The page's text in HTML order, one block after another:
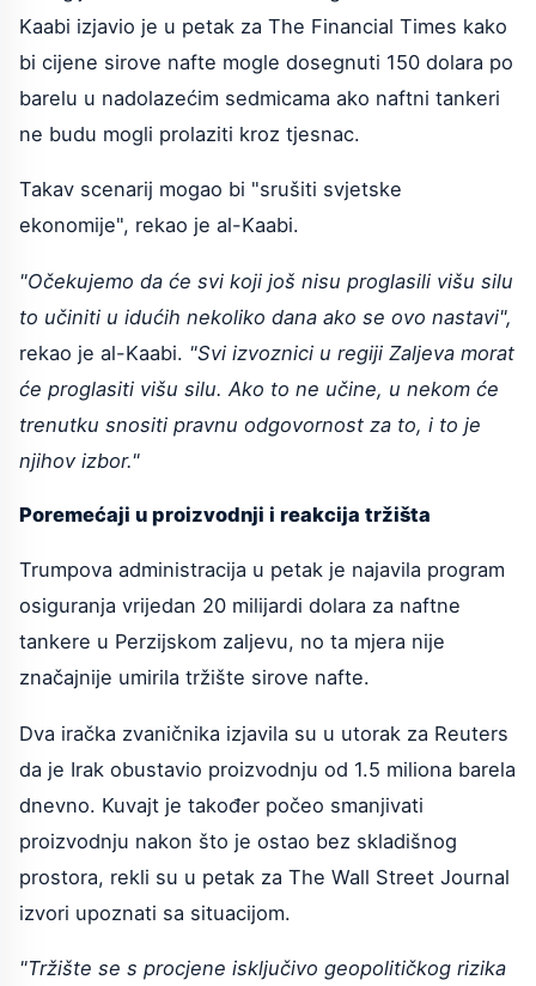
Kaabi izjavio je u petak za The Financial Times kako
bi cijene sirove nafte mogle dosegnuti 150 dolara po
barelu u nadolazećim sedmicama ako naftni tankeri
ne budu mogli prolaziti kroz tjesnac.
Takav scenarij mogao bi "srušiti svjetske
ekonomije", rekao je al-Kaabi.
"Očekujemo da će svi koji još nisu proglasili višu silu
to učiniti u idućih nekoliko dana ako se ovo nastavi",
rekao je al-Kaabi. "Svi izvoznici u regiji Zaljeva morat
će proglasiti višu silu. Ako to ne učine, u nekom će
trenutku snositi pravnu odgovornost za to, i to je
njihov izbor."
Poremećaji u proizvodnji i reakcija tržišta
Trumpova administracija u petak je najavila program
osiguranja vrijedan 20 milijardi dolara za naftne
tankere u Perzijskom zaljevu, no ta mjera nije
značajnije umirila tržište sirove nafte.
Dva iračka zvaničnika izjavila su u utorak za Reuters
da je Irak obustavio proizvodnju od 1.5 miliona barela
dnevno. Kuvajt je također počeo smanjivati
proizvodnju nakon što je ostao bez skladišnog
prostora, rekli su u petak za The Wall Street Journal
izvori upoznati sa situacijom.
"Tržište se s procjene isključivo geopolitičkog rizika